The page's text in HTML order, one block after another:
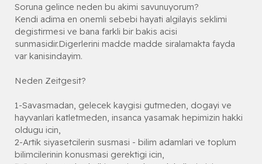
Soruna gelince neden bu akimi savunuyorum?
Kendi adima en onemli sebebi hayati algilayis seklimi
degistirmesi ve bana farkli bir bakis acisi
sunmasidir.Digerlerini madde madde siralamakta fayda
var kanisindayim.
Neden Zeitgesit?
1-Savasmadan, gelecek kaygisi gutmeden, dogayi ve
hayvanlari katletmeden, insanca yasamak hepimizin hakki
oldugu icin,
2-Artik siyasetcilerin susmasi - bilim adamlari ve toplum
bilimcilerinin konusmasi gerektigi icin,